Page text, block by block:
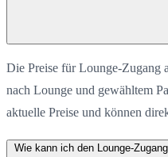
Die Preise für Lounge-
nach Lounge und gewähltem
aktuelle Preise und können
Wie kann ich den Lounge-